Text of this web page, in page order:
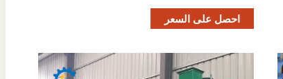
احصل على السعر